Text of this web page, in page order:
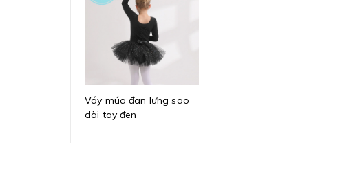
Váy múa đan lưng sao
dài tay đen